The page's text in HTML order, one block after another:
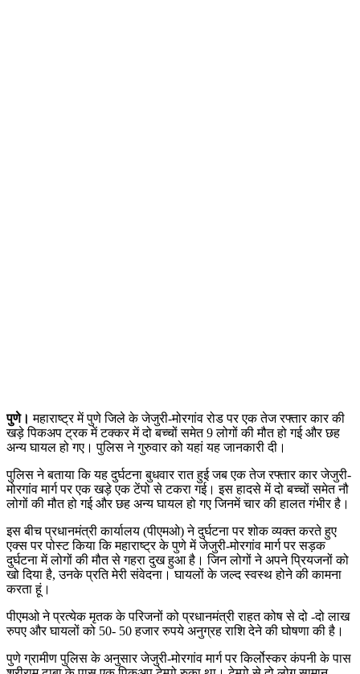
पुणे। महाराष्ट्र में पुणे जिले के जेजुरी-मोरगांव रोड पर एक तेज रफ्तार कार की
खड़े पिकअप ट्रक में टक्कर में दो बच्चों समेत 9 लोगों की मौत हो गई और छह
अन्य घायल हो गए। पुलिस ने गुरुवार को यहां यह जानकारी दी।
पुलिस ने बताया कि यह दुर्घटना बुधवार रात हुई जब एक तेज रफ्तार कार जेजुरी-
मोरगांव मार्ग पर एक खड़े एक टेंपो से टकरा गई। इस हादसे में दो बच्चों समेत नौ
लोगों की मौत हो गई और छह अन्य घायल हो गए जिनमें चार की हालत गंभीर है।
इस बीच प्रधानमंत्री कार्यालय (पीएमओ) ने दुर्घटना पर शोक व्यक्त करते हुए
एक्स पर पोस्ट किया कि महाराष्ट्र के पुणे में जेजुरी-मोरगांव मार्ग पर सड़क
दुर्घटना में लोगों की मौत से गहरा दुख हुआ है। जिन लोगों ने अपने प्रियजनों को
खो दिया है, उनके प्रति मेरी संवेदना। घायलों के जल्द स्वस्थ होने की कामना
करता हूं।
पीएमओ ने प्रत्येक मृतक के परिजनों को प्रधानमंत्री राहत कोष से दो -दो लाख
रुपए और घायलों को 50- 50 हजार रुपये अनुग्रह राशि देने की घोषणा की है।
पुणे ग्रामीण पुलिस के अनुसार जेजुरी-मोरगांव मार्ग पर किर्लोस्कर कंपनी के पास